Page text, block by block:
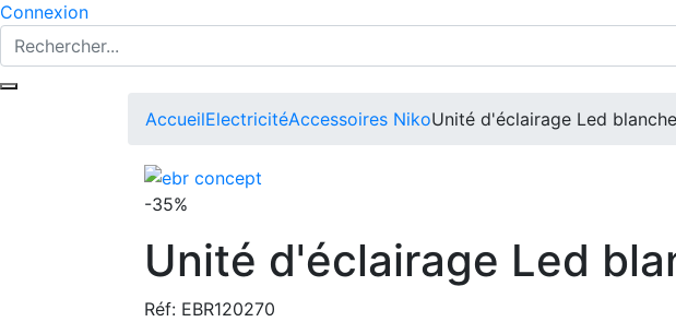
Connexion
AccueilElectricitéAccessoires NikoUnité d'éclairage Led
-35%
Unité d'éclairage Led
Réf: EBR120270